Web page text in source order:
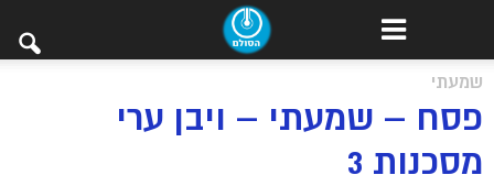
שמעתי
פסח – שמעתי – ויבן ערי
מסכנות 3